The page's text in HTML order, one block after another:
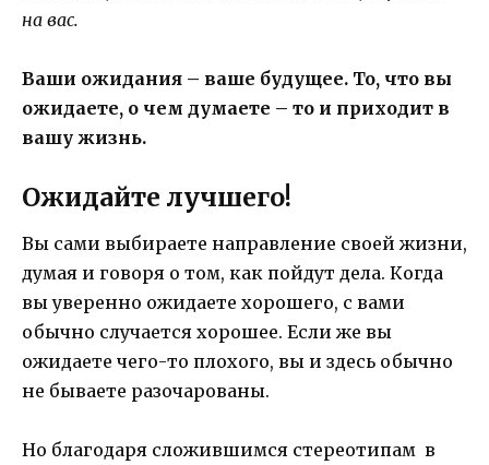
на вас.
Ваши ожидания – ваше будущее. То, что вы
ожидаете, о чем думаете – то и приходит в
вашу жизнь.
Ожидайте лучшего!
Вы сами выбираете направление своей жизни,
думая и говоря о том, как пойдут дела. Когда
вы уверенно ожидаете хорошего, с вами
обычно случается хорошее. Если же вы
ожидаете чего-то плохого, вы и здесь обычно
не бываете разочарованы.
Но благодаря сложившимся стереотипам в